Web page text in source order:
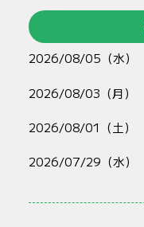
2026/08/05（水）
2026/08/03（月）
2026/08/01（土）
2026/07/29（水）